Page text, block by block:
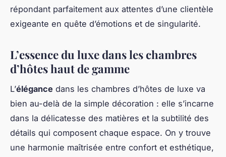
répondant parfaitement aux attentes d’une clientèle
exigeante en quête d’émotions et de singularité.
L’essence du luxe dans les chambres
d’hôtes haut de gamme
L’élégance dans les chambres d’hôtes de luxe va
bien au-delà de la simple décoration : elle s’incarne
dans la délicatesse des matières et la subtilité des
détails qui composent chaque espace. On y trouve
une harmonie maîtrisée entre confort et esthétique,